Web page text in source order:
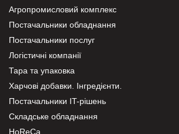
Агропромисловий комплекс
Постачальники обладнання
Постачальники послуг
Логістичні компанії
Тара та упаковка
Харчові добавки. Інгредієнти.
Постачальники IT-рішень
Складське обладнання
HoReCa